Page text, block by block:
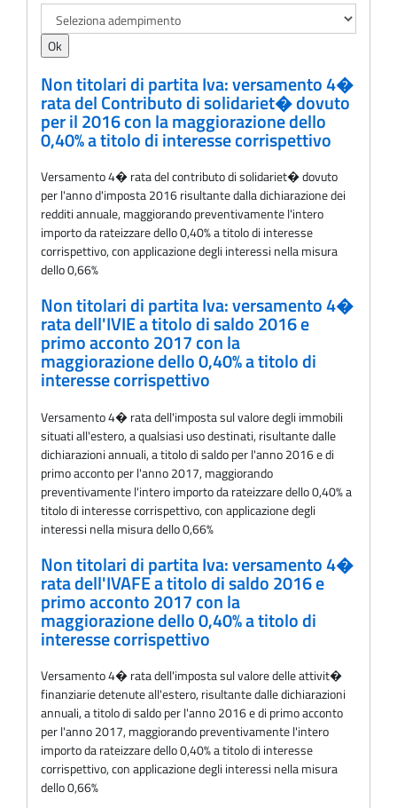
Non titolari di partita Iva: versamento 4�
rata del Contributo di solidariet� dovuto
per il 2016 con la maggiorazione dello
0,40% a titolo di interesse corrispettivo
Versamento 4� rata del contributo di solidariet� dovuto
per l'anno d'imposta 2016 risultante dalla dichiarazione dei
redditi annuale, maggiorando preventivamente l'intero
importo da rateizzare dello 0,40% a titolo di interesse
corrispettivo, con applicazione degli interessi nella misura
dello 0,66%
Non titolari di partita Iva: versamento 4�
rata dell'IVIE a titolo di saldo 2016 e
primo acconto 2017 con la
maggiorazione dello 0,40% a titolo di
interesse corrispettivo
Versamento 4� rata dell'imposta sul valore degli immobili
situati all'estero, a qualsiasi uso destinati, risultante dalle
dichiarazioni annuali, a titolo di saldo per l'anno 2016 e di
primo acconto per l'anno 2017, maggiorando
preventivamente l'intero importo da rateizzare dello 0,40% a
titolo di interesse corrispettivo, con applicazione degli
interessi nella misura dello 0,66%
Non titolari di partita Iva: versamento 4�
rata dell'IVAFE a titolo di saldo 2016 e
primo acconto 2017 con la
maggiorazione dello 0,40% a titolo di
interesse corrispettivo
Versamento 4� rata dell'imposta sul valore delle attivit�
finanziarie detenute all'estero, risultante dalle dichiarazioni
annuali, a titolo di saldo per l'anno 2016 e di primo acconto
per l'anno 2017, maggiorando preventivamente l'intero
importo da rateizzare dello 0,40% a titolo di interesse
corrispettivo, con applicazione degli interessi nella misura
dello 0,66%